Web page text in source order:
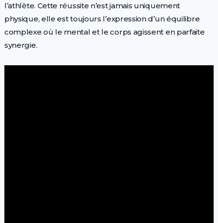
l’athlète. Cette réussite n’est jamais uniquement
physique, elle est toujours l’expression d’un équilibre
complexe où le mental et le corps agissent en parfaite
synergie.